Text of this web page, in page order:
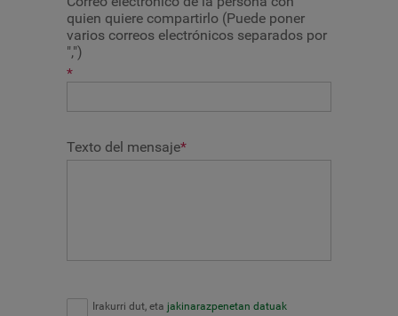
quien quiere compartirlo (Puede poner
varios correos electrónicos separados por
",")
*
Texto del mensaje*
Irakurri dut, eta jakinarazpenetan datuak